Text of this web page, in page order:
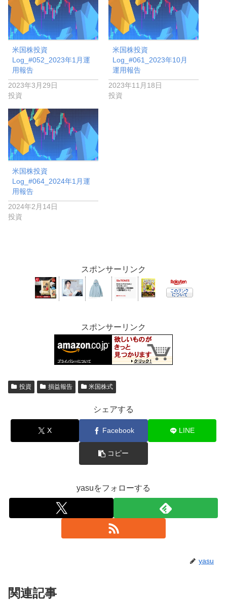
米国株投資
Log_#052_2023年1月運
用報告
2023年3月29日
投資
米国株投資
Log_#061_2023年10月
運用報告
2023年11月18日
投資
米国株投資
Log_#064_2024年1月運
用報告
2024年2月14日
投資
スポンサーリンク
スポンサーリンク
投資 損益報告 米国株式
シェアする
X Facebook LINE
コピー
yasuをフォローする
yasu
関連記事